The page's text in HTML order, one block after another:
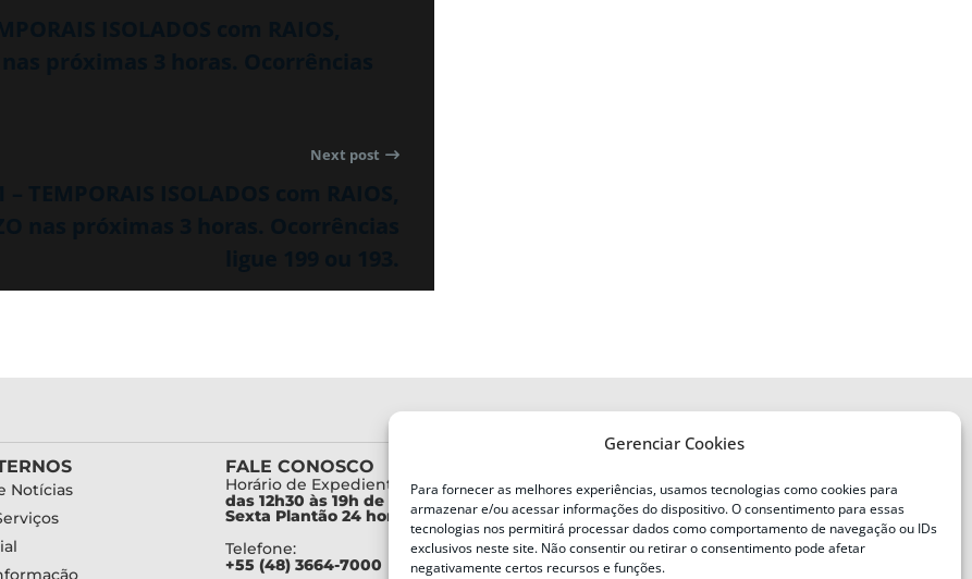
Gerenciar Cookies
Para fornecer as melhores experiências, usamos tecnologias como cookies para
armazenar e/ou acessar informações do dispositivo. O consentimento para essas
tecnologias nos permitirá processar dados como comportamento de navegação ou IDs
exclusivos neste site. Não consentir ou retirar o consentimento pode afetar
negativamente certos recursos e funções.
Next post
Notícias
FALE CONOSCO
Horário de Expediente:
das 12h30 às 19h de Segunda a
Sexta Plantão 24 horas diariamente
Telefone:
+55 (48) 3664-7000
Defesa Civil do Estado de Santa
Catarina
Av. Ivo Silveira, nº 2320
Bairro:
Capoeiras, Florianópolis, SC